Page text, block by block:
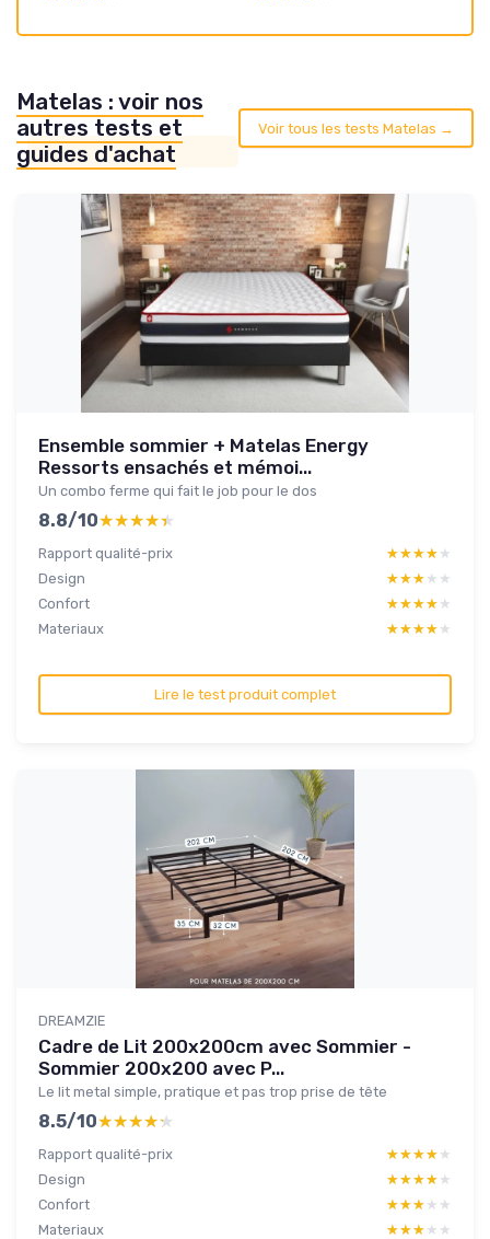
Matelas : voir nos
autres tests et
guides d'achat
Voir tous les tests Matelas →
Ensemble sommier + Matelas Energy
Ressorts ensachés et mémoi...
Un combo ferme qui fait le job pour le dos
8.8/10★★★★★
★★★★★
Rapport qualité-prix ★★★★★
★★★★★
Design
★★★★★
★★★★★
Confort
★★★★★
★★★★★
Materiaux
★★★★★
★★★★★
Lire le test produit complet
DREAMZIE
Cadre de Lit 200x200cm avec Sommier -
Sommier 200x200 avec P...
Le lit metal simple, pratique et pas trop prise de tête
8.5/10★★★★★
★★★★★
Rapport qualité-prix ★★★★★
★★★★★
Design
★★★★★
★★★★★
Confort
★★★★★
★★★★★
Materiaux
★★★★★
★★★★★